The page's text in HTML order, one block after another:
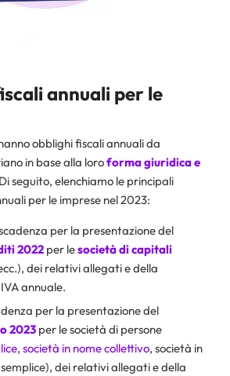
annuali per le
obblighi fiscali annuali da
in base alla loroforma giuridica e
seguito, elenchiamo le principali
per le imprese nel 2023:
per la presentazione del
2022per lesocietàdi capitali
dei relativi allegati e della
annuale.
per la presentazione del
2023per le società di persone
, società in nome collettivo, società in
dei relativi allegati e della